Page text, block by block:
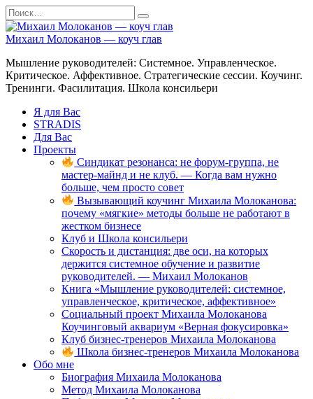
Перейти
к
содержанию
Search
for:
Михаил Молоканов — коуч глав
Мышление руководителей: Системное. Управленческое.
Критическое. Аффективное. Стратегические сессии. Коучинг.
Тренинги. Фасилитация. Школа консильери
Я для Вас
STRADIS
Для Вас
Проекты
Синдикат резонанса: не форум-группа, не
мастер-майнд и не клуб. — Когда вам нужно
больше, чем просто совет
Вызывающий коучинг Михаила Молоканова:
почему «мягкие» методы больше не работают в
жестком бизнесе
Клуб и Школа консильери
Скорость и дистанция: две оси, на которых
держится системное обучение и развитие
руководителей. — Михаил Молоканов
Книга «Мышление руководителей: системное,
управленческое, критическое, аффективное»
Социальный проект Михаила Молоканова
Коучинговый аквариум «Верная фокусировка»
Клуб бизнес-тренеров Михаила Молоканова
Школа бизнес-тренеров Михаила Молоканова
Обо мне
Биография Михаила Молоканова
Метод Михаила Молоканова